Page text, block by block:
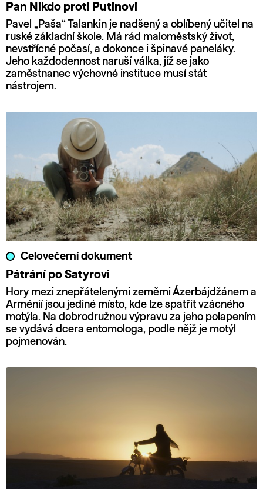
Pan Nikdo proti Putinovi
Pavel „Paša“ Talankin je nadšený a oblíbený učitel na
ruské základní škole. Má rád maloměstský život,
nevstřícné počasí, a dokonce i špinavé paneláky.
Jeho každodennost naruší válka, jíž se jako
zaměstnanec výchovné instituce musí stát
nástrojem.
Celovečerní dokument
Pátrání po Satyrovi
Hory mezi znepřátelenými zeměmi Ázerbájdžánem a
Arménií jsou jediné místo, kde lze spatřit vzácného
motýla. Na dobrodružnou výpravu za jeho polapením
se vydává dcera entomologa, podle nějž je motýl
pojmenován.